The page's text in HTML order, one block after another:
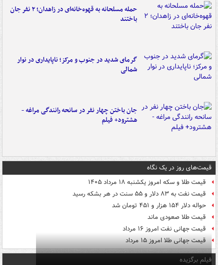
حمله مسلحانه به قهوه‌خانه‌ای در زاهدان؛ ۲ نفر جان
باختند
گرمای شدید در جنوب و مرکز؛ ناپایداری در نوار
شمالی
جان باختن چهار نفر در سانحه رانندگی مراغه -
هشترود+ فیلم
قیمت‌های روز در یک نگاه
قیمت طلا و سکه امروز یکشنبه ۱۸ مرداد ۱۴۰۵
قیمت نفت به ۸۳ دلار و ۵۵ سنت در هر بشکه رسید
حواله دلار ۱۵۴ هزار و ۴۵۱ تومان شد
قیمت طلا صعودی ماند
قیمت جهانی نفت امروز ۱۶ مرداد
قیمت جهانی طلا امروز ۱۵ مرداد
فیلم برگزیده